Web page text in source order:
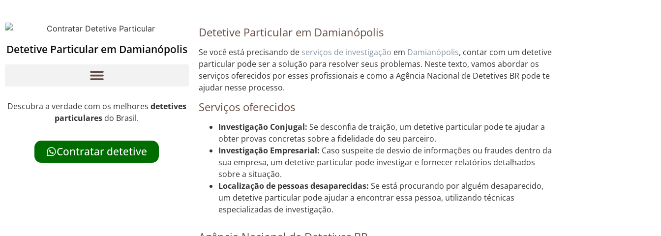
Detetive Particular em Damianópolis
Descubra a verdade com os melhores detetives
particulares do Brasil.
Contratar detetive
Detetive Particular em Damianópolis
Se você está precisando de serviços de investigação em Damianópolis, contar com um detetive
particular pode ser a solução para resolver seus problemas. Neste texto, vamos abordar os
serviços oferecidos por esses profissionais e como a Agência Nacional de Detetives BR pode te
ajudar nesse processo.
Serviços oferecidos
Investigação Conjugal: Se desconfia de traição, um detetive particular pode te ajudar a
obter provas concretas sobre a fidelidade do seu parceiro.
Investigação Empresarial: Caso suspeite de desvio de informações ou fraudes dentro da
sua empresa, um detetive particular pode investigar e fornecer relatórios detalhados
sobre a situação.
Localização de pessoas desaparecidas: Se está procurando por alguém desaparecido,
um detetive particular pode ajudar a encontrar essa pessoa, utilizando técnicas
especializadas de investigação.